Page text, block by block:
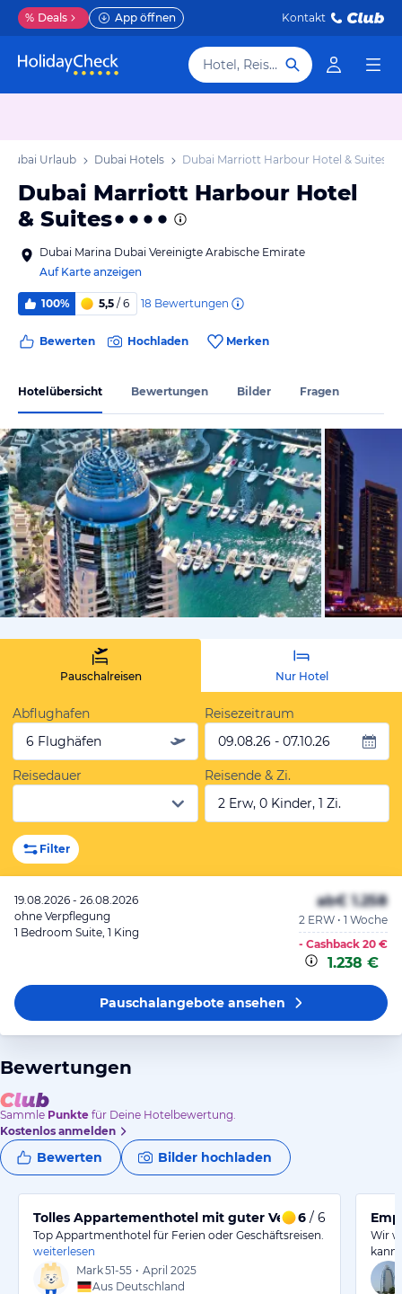
% Deals App öffnen Kontakt
Hotel, Reiseziel
Dubai Urlaub Dubai Hotels Dubai Marriott Harbour Hotel & Suites
Dubai Marriott Harbour Hotel
& Suites
Dubai Marina Dubai Vereinigte Arabische Emirate
Auf Karte anzeigen
100% 5,5 / 6 18 Bewertungen
Bewerten Hochladen Merken
Hotelübersicht Bewertungen Bilder Fragen
von
Pauschalreisen Nur Hotel
Abflughafen
6 Flughäfen
Reisezeitraum
09.08.26 - 07.10.26
Reisedauer
Reisende & Zi.
2 Erw, 0 Kinder, 1 Zi.
Filter
19.08.2026 - 26.08.2026
ohne Verpflegung
1 Bedroom Suite, 1 King
ab€ 1.258
2 ERW • 1 Woche
- Cashback 20 €
1.238 €
Pauschalangeboteansehen
Bewertungen
Sammle Punkte für Deine Hotelbewertung.
Kostenlos anmelden
Bewerten Bilder hochladen
Tolles Appartementhotel mit guter 6 / 6
Top Appartmenthotel für Ferien oder Geschäftsreisen.
weiterlesen
Mark51-55 • April 2025
Aus Deutschland
Wir
kann